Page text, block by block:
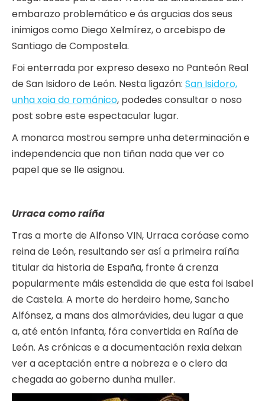
embarazo problemático e ás argucias dos seus
inimigos como Diego Xelmírez, o arcebispo de
Santiago de Compostela.
Foi enterrada por expreso desexo no Panteón Real
de San Isidoro de León. Nesta ligazón: San Isidoro,
unha xoia do románico, podedes consultar o noso
post sobre este espectacular lugar.
A monarca mostrou sempre unha determinación e
independencia que non tiñan nada que ver co
papel que se lle asignou.
Urraca como raíña
Tras a morte de Alfonso VIN, Urraca coróase como
reina de León, resultando ser así a primeira raíña
titular da historia de España, fronte á crenza
popularmente máis estendida de que esta foi Isabel
de Castela. A morte do herdeiro home, Sancho
Alfónsez, a mans dos almorávides, deu lugar a que
a, até entón Infanta, fóra convertida en Raíña de
León. As crónicas e a documentación rexia deixan
ver a aceptación entre a nobreza e o clero da
chegada ao goberno dunha muller.